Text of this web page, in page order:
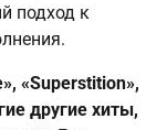
подход к
«Superstition»,
другие хиты,